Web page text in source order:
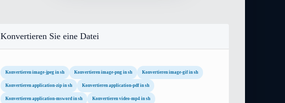
Konvertieren Sie eine Datei
Konvertieren image-jpeg in sh Konvertieren image-png in sh Konvertieren image-gif in sh
Konvertieren application-zip in sh Konvertieren application-pdf in sh
Konvertieren application-msword in sh Konvertieren video-mp4 in sh